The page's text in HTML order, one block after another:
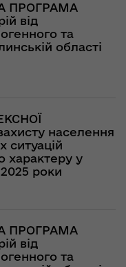
ПРОГРАМА
від
та
області
населення
ситуацій
характеру у
роки
ПРОГРАМА
від
та